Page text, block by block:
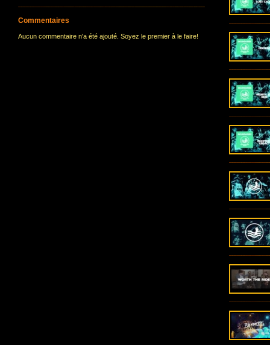
Commentaires
Aucun commentaire n'a été ajouté. Soyez le premier à le faire!